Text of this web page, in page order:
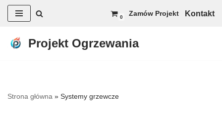
do
0 Zamów Projekt Kontakt
Projekt Ogrzewania
Strona główna » Systemy grzewcze